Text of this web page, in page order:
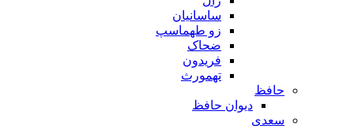
ساسانیان
زو طهماسپ‏
ضحاک
فریدون
تهمورث
حافظ
دیوان حافظ
سعدی